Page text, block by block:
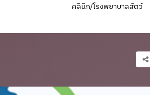
คลินิก/โรงพยาบาลสัตว์